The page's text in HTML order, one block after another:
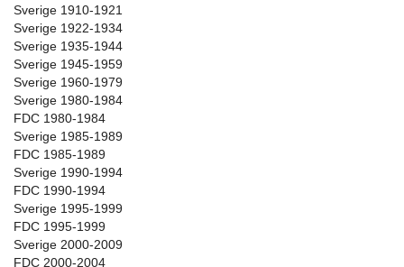
Sverige 1910-1921
Sverige 1922-1934
Sverige 1935-1944
Sverige 1945-1959
Sverige 1960-1979
Sverige 1980-1984
FDC 1980-1984
Sverige 1985-1989
FDC 1985-1989
Sverige 1990-1994
FDC 1990-1994
Sverige 1995-1999
FDC 1995-1999
Sverige 2000-2009
FDC 2000-2004